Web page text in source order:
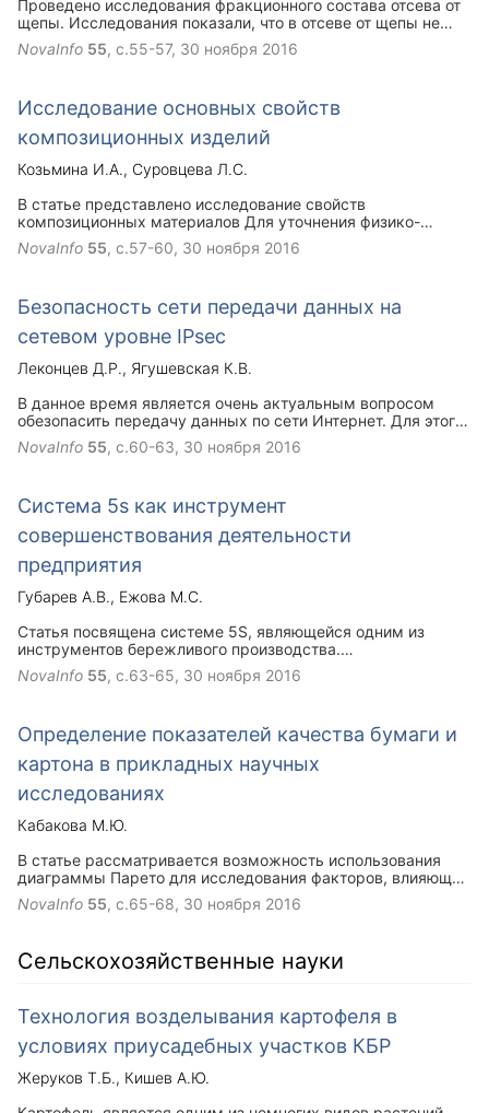
Проведено исследования фракционного состава отсева от
щепы. Исследования показали, что в отсеве от щепы не
было частиц размером более 5 мм. Масса измельченной
древесины диаметром d=5 мм колеблется от 38,7 до 71,1
композиционных материалов может быть щепа с сита
диаметром d= 5 мм, массовая доля которой составляет 7,1
% и отсев с поддона в количестве 0,2 % от объема
перерабатываемых кусковых отходов.
NovaInfo 55, с.55-57, 30 ноября 2016
Исследование основных свойств
композиционных изделий
Козьмина И.А.
Суровцева Л.С.
В статье представлено исследование свойств
композиционных материалов Для уточнения физико-
механических свойств материала на основе отсева от
щепы были проведены исследования по: - приготовлению
испытанию образцов с различной по фракционному
составу полученной композиционной смеси. Образцы были
проверены на плотность через 28 суток, а также в сухом
состоянии. Наибольшая плотность наблюдается у кубиков,
в которых содержание крупной фракции достигает 70-80
%.
NovaInfo 55, с.57-60, 30 ноября 2016
Безопасность сети передачи данных на
сетевом уровне IPsec
Леконцев Д.Р.
Ягушевская К.В.
В данное время является очень актуальным вопросом
обезопасить передачу данных по сети Интернет. Для этого
подходит IP Security - это комплекс протоколов,
касающихся способов шифрования, аутентификации и
NovaInfo 55, с.60-63, 30 ноября 2016
Система 5s как инструмент
совершенствования деятельности
предприятия
Губарев А.В.
Ежова М.С.
Статья посвящена системе 5S, являющейся одним из
инструментов бережливого производства.
Сформулированы потенциальные выгоды от внедрения
системы. Описаны основные этапы внедрения системы 5S.
NovaInfo 55, с.63-65, 30 ноября 2016
Определение показателей качества бумаги и
картона в прикладных научных
исследованиях
Кабакова М.Ю.
В статье рассматривается возможность использования
диаграммы Парето для исследования факторов, влияющих
на механические характеристики бумаги и картона.
NovaInfo 55, с.65-68, 30 ноября 2016
Сельскохозяйственные науки
Технология возделывания картофеля в
условиях приусадебных участков КБР
Жеруков Т.Б.
Кишев А.Ю.